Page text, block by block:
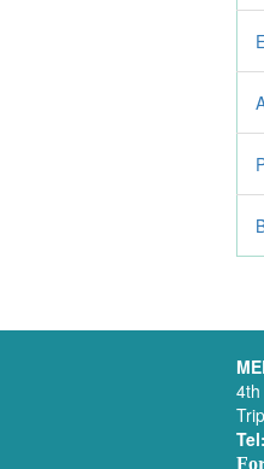
Tel: